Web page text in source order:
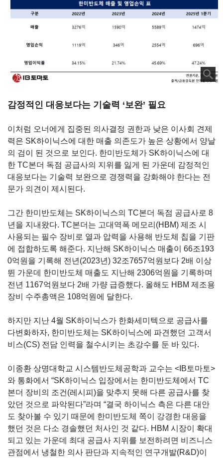
감정적인 대응보다는 기술력 ‘보완’ 필요
이처럼 오너에게 집중된 의사결정 권한과 낮은 이사회 견제
력은 SK하이닉스에 대한 매출 의존도가 높은 상황에서 양날
의 검이 된 것으로 보인다. 한미반도체가 SK하이닉스에 대
한 TC본더 독점 공급사의 지위를 잃게 된 가운데 감정적인
대응보다는 기술력 보완으로 경쟁력을 강화해야 한다는 전
문가 의견이 제시된다.
그간 한미반도체는 SK하이닉스의 TC본더 독점 공급사로 8
년을 지내왔다. TC본더는 고대역폭 메모리 (HBM) 제조 시
사용되는 필수 장비로 열과 압력을 사용해 반도체 칩을 기판
에 접합하도록 해준다. 지난해 SK하이닉스 매출이 66조193
0억원을 기록해 전년 (2023년) 32조7657억원보다 2배 이상
뛴 가운데 한미반도체 매출도 지난해 2306억원을 기록하며
전년 1167억원보다 2배 가량 급증했다. 올해도 HBM 제조용
장비 수주총액은 108억원에 달한다.
하지만 지난 4월 SK하이닉스가 한화세미텍으로 공급사를
다변화하자, 한미반도체는 SK하이닉스에 파견했던 고객서
비스(CS) 전담 인력을 철수시키는 초강수를 둔 바 있다.
이종환 상명대학교 시스템반도체공학과 교수는 <IB 토마토>
와 통화에서 “SK하이닉스 입장에서는 한미반도체에서 TC
본더 장비의 조건 (레시피 )을 맞추지 못해 다른 공급사를 찾
았던 것으로 파악된다”라며 “결국 하이닉스 측은 다른 대안
도 찾아볼 수 있기 때문에 한미반도체 쪽이 강경한 대응을
했던 것은 다소 경솔했던 처사인 것 같다. HBM 시장이 확대
되고 있는 가운데 최대 공급사 지위를 보전하려면 비즈니스
관점에서 냉철한 의사 판단과 지속적인 연구개발(R&D)이